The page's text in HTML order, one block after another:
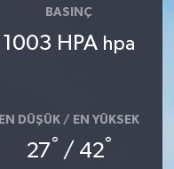
BASINÇ
1003 HPA hpa
EN DÜŞÜK / EN YÜKSEK
27° / 42°